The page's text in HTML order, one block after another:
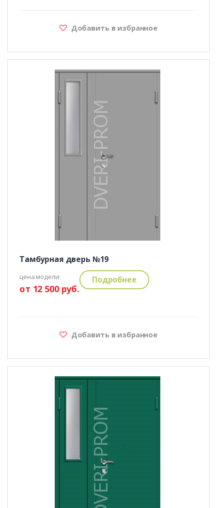
Добавить в избранное
Тамбурная дверь №19
цена модели:
от 12 500 руб.
Подробнее
Добавить в избранное